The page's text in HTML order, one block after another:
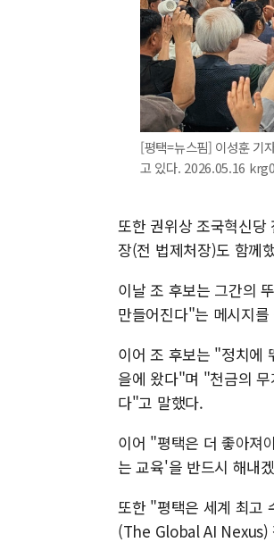
[평택=뉴스핌] 이성훈 기
고 있다. 2026.05.16
또한 권위상 조국혁신당
장(전 법제처장)도 함께
이날 조 후보는 그간의
만들어진다"는 메시지를
이어 조 후보는 "정치에
을에 왔다"며 "천금의
다"고 말했다.
이어 "평택은 더 좋아져
는 교육'을 반드시 해내
또한 "평택은 세계 최고
(The Global AI Nexus)